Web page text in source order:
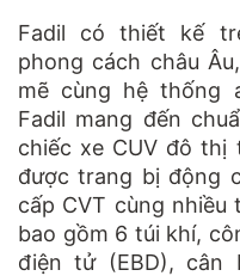
Fadil có thiết kế
phong cách châu
mẽ cùng hệ thống
Fadil mang đến
chiếc xe CUV đô thị
được trang bị động
cấp CVT cùng
bao gồm 6 túi khí,
điện tử (EBD), cân